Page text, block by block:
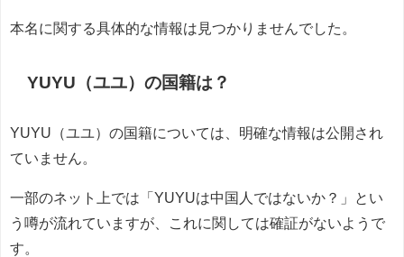
本名に関する具体的な情報は見つかりませんでした。
YUYU（ユユ）の国籍は？
YUYU（ユユ）の国籍については、明確な情報は公開され
ていません。
一部のネット上では「YUYUは中国人ではないか？」とい
う噂が流れていますが、これに関しては確証がないようで
す。